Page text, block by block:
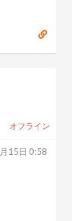
オフライン
15日 0:58